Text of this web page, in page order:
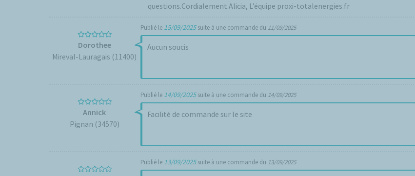
questions.Cordialement.Alicia, L’équipe proxi-totalenergies.fr
Dorothee
Mireval-Lauragais (11400)
Publié le 15/09/2025suite à une commande du 11/09/2025
Aucun soucis
Annick
Pignan (34570)
Publié le 14/09/2025suite à une commande du 14/09/2025
Facilité de commande sur le site
Publié le 13/09/2025suite à une commande du 13/09/2025